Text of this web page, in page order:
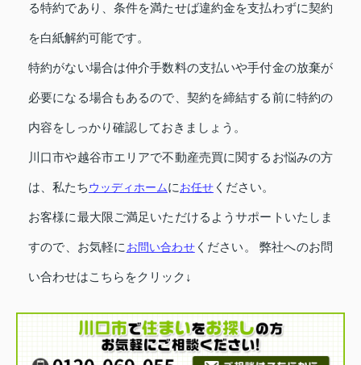
る特約であり、条件を満たせば違約金を支払わずに契約
を白紙解約可能です。
特約がない場合は仲介手数料の支払いや手付金の放棄が
必要になる場合もあるので、契約を締結する前に特約の
内容をしっかり確認しておきましょう。
川口市や越谷市エリアで不動産売買に関するお悩みの方
は、私たちウッディホームにお任せ ください。
お客様に最大限ご満足いただけるようサポートいたしま
すので、お気軽に お問い合わせください。 弊社へのお問
い合わせはこちらをクリック↓